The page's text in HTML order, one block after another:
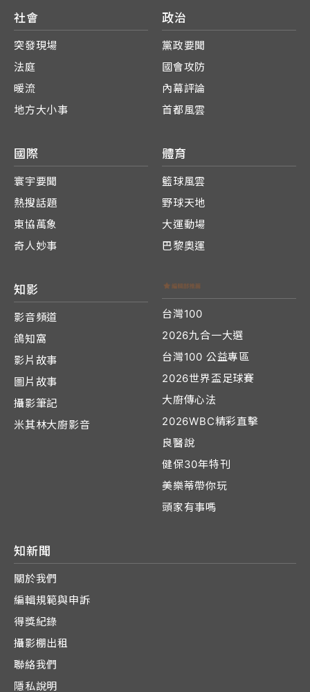
社會
突發現場
法庭
暖流
地方大小事
政治
黨政要聞
國會攻防
內幕評論
首都風雲
國際
寰宇要聞
熱搜話題
東協萬象
奇人妙事
體育
籃球風雲
野球天地
大運動場
巴黎奧運
知影
影音頻道
鴿知窩
影片故事
圖片故事
攝影筆記
米其林大廚影音
台灣100
2026九合一大選
台灣100 公益專區
2026世界盃足球賽
大廚傳心法
2026WBC精彩直擊
良醫說
健保30年特刊
美樂蒂帶你玩
頭家有事嗎
知新聞
關於我們
編輯規範與申訴
得獎紀錄
攝影棚出租
聯絡我們
隱私說明